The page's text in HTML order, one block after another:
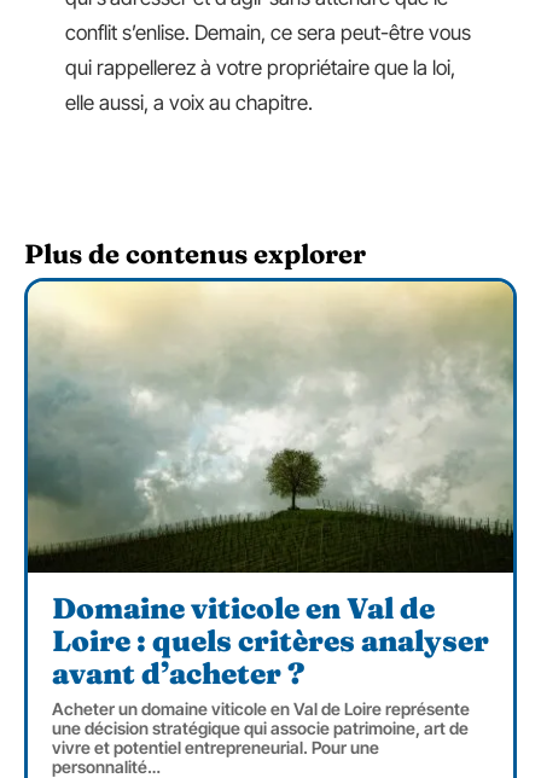
conflit s’enlise. Demain, ce sera peut-être vous
qui rappellerez à votre propriétaire que la loi,
elle aussi, a voix au chapitre.
Plus de contenus explorer
Domaine viticole en Val de
Loire : quels critères analyser
avant d’acheter ?
Acheter un domaine viticole en Val de Loire représente
une décision stratégique qui associe patrimoine, art de
vivre et potentiel entrepreneurial. Pour une
personnalité…